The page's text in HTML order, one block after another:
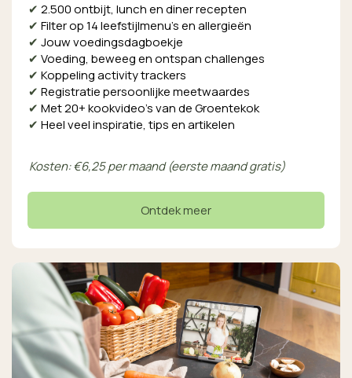
✔ 2.500 ontbijt, lunch en diner recepten
✔ Filter op 14 leefstijlmenu’s en allergieën
✔ Jouw voedingsdagboekje
✔ Voeding, beweeg en ontspan challenges
✔ Koppeling activity trackers
✔ Registratie persoonlijke meetwaardes
✔ Met 20+ kookvideo’s van de Groentekok
✔ Heel veel inspiratie, tips en artikelen
Kosten: €6,25 per maand (eerste maand gratis)
Ontdek meer